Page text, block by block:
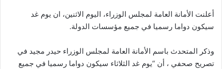
أعلنت الأمانة العامة لمجلس الوزراء، اليوم الاثنين، ان يوم غد
سيكون دواما رسميا في جميع مؤسسات الدولة.
وذكر المتحدث باسم الأمانة العامة لمجلس الوزراء حيدر مجيد في
تصريح صحفي ، أن “يوم غد الثلاثاء سيكون دواما رسميا في جميع